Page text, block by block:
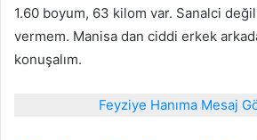
1.60 boyum, 63 kilom var. Sanalci
vermem. Manisa dan ciddi erkek
konuşalım.
Feyziye Hanıma Mesaj